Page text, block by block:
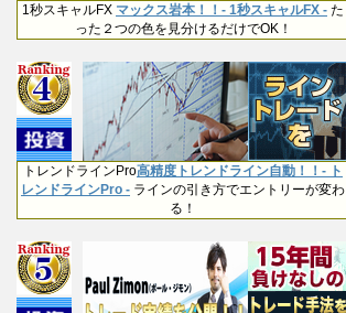
1秒スキャルFX マックス岩本！！- 1秒スキャルFX - た
った２つの色を見分けるだけでOK！
トレンドラインPro高精度トレンドライン自動！！- ト
レンドラインPro - ラインの引き方でエントリーが変わ
る！